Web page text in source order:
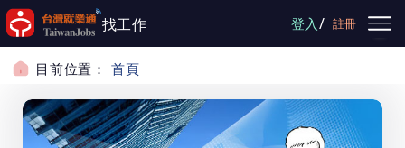
跳到主要內容
找工作 登入/ 註冊
目前位置： 首頁